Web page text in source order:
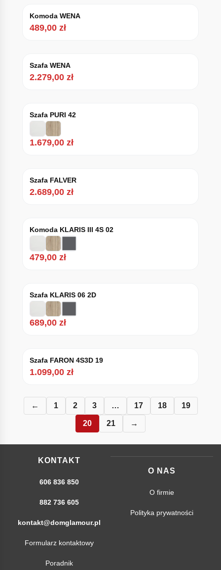
Komoda WENA
489,00 zł
Szafa WENA
2.279,00 zł
Szafa PURI 42
1.679,00 zł
Szafa FALVER
2.689,00 zł
Komoda KLARIS III 4S 02
479,00 zł
Szafa KLARIS 06 2D
689,00 zł
Szafa FARON 4S3D 19
1.099,00 zł
← 1 2 3 … 17 18 19
20 21 →
KONTAKT
606 836 850
882 736 605
kontakt@domglamour.pl
Formularz kontaktowy
Poradnik
O NAS
O firmie
Polityka prywatności